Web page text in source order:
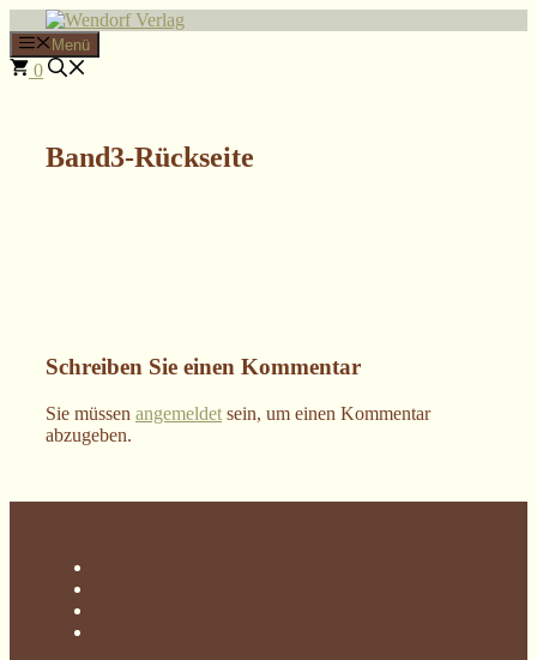
Inhalt
springen
Menü
0
Band3-Rückseite
Schreiben Sie einen Kommentar
Sie müssen angemeldet sein, um einen Kommentar
abzugeben.